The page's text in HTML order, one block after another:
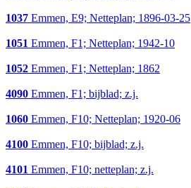
1037 Emmen, E9; Netteplan; 1896-03-25
1051 Emmen, F1; Netteplan; 1942-10
1052 Emmen, F1; Netteplan; 1862
4090 Emmen, F1; bijblad; z.j.
1060 Emmen, F10; Netteplan; 1920-06
4100 Emmen, F10; bijblad; z.j.
4101 Emmen, F10; netteplan; z.j.